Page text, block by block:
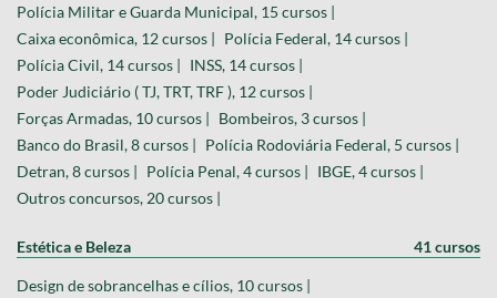
Polícia Militar e Guarda Municipal, 15 cursos |
Caixa econômica, 12 cursos | Polícia Federal, 14 cursos |
Polícia Civil, 14 cursos | INSS, 14 cursos |
Poder Judiciário ( TJ, TRT, TRF ), 12 cursos |
Forças Armadas, 10 cursos | Bombeiros, 3 cursos |
Banco do Brasil, 8 cursos | Polícia Rodoviária Federal, 5 cursos |
Detran, 8 cursos | Polícia Penal, 4 cursos | IBGE, 4 cursos |
Outros concursos, 20 cursos |
Estética e Beleza 41 cursos
Design de sobrancelhas e cílios, 10 cursos |